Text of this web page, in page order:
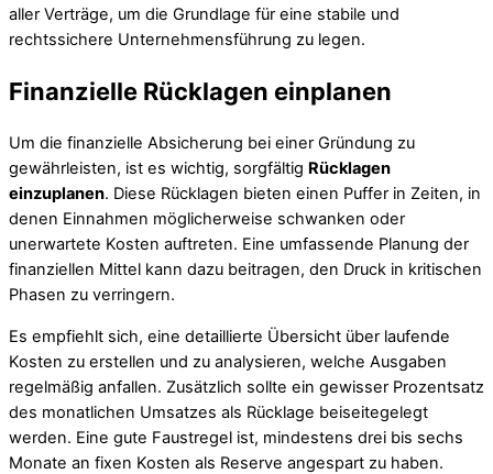
aller Verträge, um die Grundlage für eine stabile und
rechtssichere Unternehmensführung zu legen.
Finanzielle Rücklagen einplanen
Um die finanzielle Absicherung bei einer Gründung zu
gewährleisten, ist es wichtig, sorgfältig Rücklagen
einzuplanen. Diese Rücklagen bieten einen Puffer in Zeiten, in
denen Einnahmen möglicherweise schwanken oder
unerwartete Kosten auftreten. Eine umfassende Planung der
finanziellen Mittel kann dazu beitragen, den Druck in kritischen
Phasen zu verringern.
Es empfiehlt sich, eine detaillierte Übersicht über laufende
Kosten zu erstellen und zu analysieren, welche Ausgaben
regelmäßig anfallen. Zusätzlich sollte ein gewisser Prozentsatz
des monatlichen Umsatzes als Rücklage beiseitegelegt
werden. Eine gute Faustregel ist, mindestens drei bis sechs
Monate an fixen Kosten als Reserve angespart zu haben.